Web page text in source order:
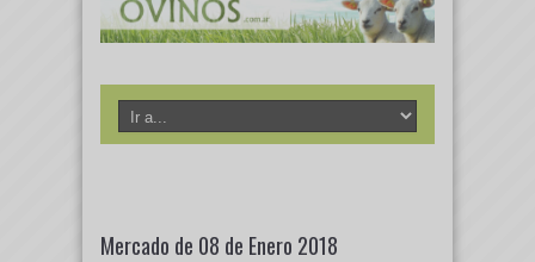
Mercado de 08 de Enero 2018